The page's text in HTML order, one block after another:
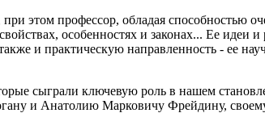
этом профессор, обладая способностью
особенностях и законах... Ее идеи
и практическую направленность - ее
сыграли ключевую роль в нашем
и Анатолию Марковичу Фрейдину,